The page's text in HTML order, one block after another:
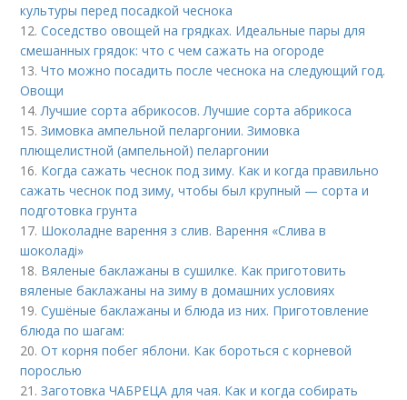
культуры перед посадкой чеснока
12.Соседство овощей на грядках. Идеальные пары для
смешанных грядок: что с чем сажать на огороде
13.Что можно посадить после чеснока на следующий год.
Овощи
14.Лучшие сорта абрикосов. Лучшие сорта абрикоса
15.Зимовка ампельной пеларгонии. Зимовка
плющелистной (ампельной) пеларгонии
16. Когда сажать чеснок под зиму. Как и когда правильно
сажать чеснок под зиму, чтобы был крупный — сорта и
подготовка грунта
17. Шоколадне варення з слив. Варення «Слива в
шоколаді»
18. Вяленые баклажаны в сушилке. Как приготовить
вяленые баклажаны на зиму в домашних условиях
19.Сушёные баклажаны и блюда из них. Приготовление
блюда по шагам:
20.От корня побег яблони. Как бороться с корневой
порослью
21.Заготовка ЧАБРЕЦА для чая. Как и когда собирать